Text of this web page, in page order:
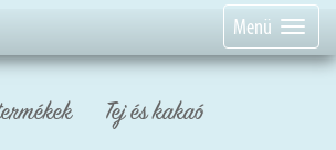
Menü
Tej és kakaó